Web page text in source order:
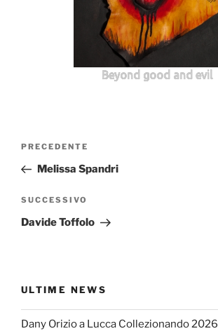
Beyond good and evil
Navigazione
Articolo
precedente:
PRECEDENTE
Melissa Spandri
Articolo
successivo
SUCCESSIVO
Davide Toffolo
ULTIME NEWS
Dany Orizio a Lucca Collezionando 2026